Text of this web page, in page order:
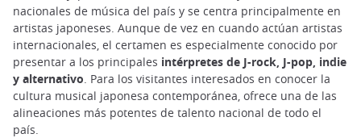
nacionales de música del país y se centra principalmente en
artistas japoneses. Aunque de vez en cuando actúan artistas
internacionales, el certamen es especialmente conocido por
presentar a los principales intérpretes de J-rock, J-pop, indie
y alternativo . Para los visitantes interesados en conocer la
cultura musical japonesa contemporánea, ofrece una de las
alineaciones más potentes de talento nacional de todo el
país.